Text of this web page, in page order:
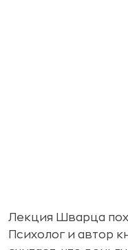
Лекция Шварца
Психолог и автор